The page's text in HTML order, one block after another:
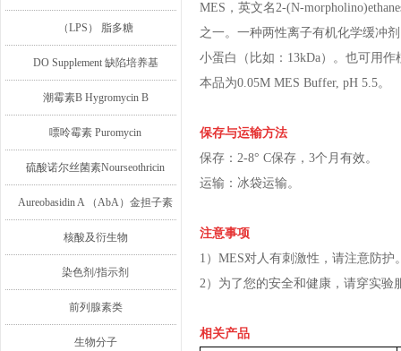
（LPS） 脂多糖
DO Supplement 缺陷培养基
潮霉素B Hygromycin B
嘌呤霉素 Puromycin
硫酸诺尔丝菌素Nourseothricin
Aureobasidin A （AbA）金担子素
A
核酸及衍生物
染色剂/指示剂
前列腺素类
生物分子
MES，英文名2-(N-
之一。一种两性离子有机化学缓冲
小蛋白（比如：13kDa）。也可用
本品为0.05M MES Buffer, pH 5.5。
保存与运输方法
保存：2-8° C保存，3个月有效。
运输：冰袋运输。
注意事项
1）MES对人有刺激性，请注意防护
2）为了您的安全和健康，请穿实验
相关产品